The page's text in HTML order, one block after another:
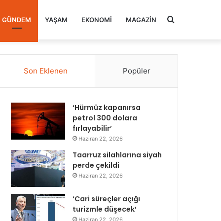
GÜNDEM YAŞAM EKONOMI MAGAZIN Arama
Son Eklenen Popüler
‘Hürmüz kapanırsa
petrol 300 dolara
fırlayabilir’
Haziran 22, 2026
Taarruz silahlarına siyah
perde çekildi
Haziran 22, 2026
‘Cari süreçler açığı
turizmle düşecek’
Haziran 22, 2026